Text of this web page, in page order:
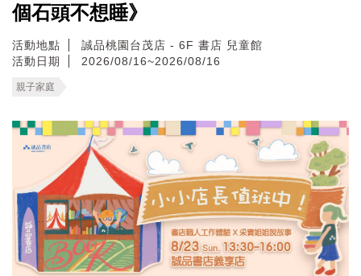
個石頭不想睡》
活動地點
誠品桃園台茂店 - 6F 書店 兒童館
活動日期
2026/08/16~2026/08/16
親子家庭